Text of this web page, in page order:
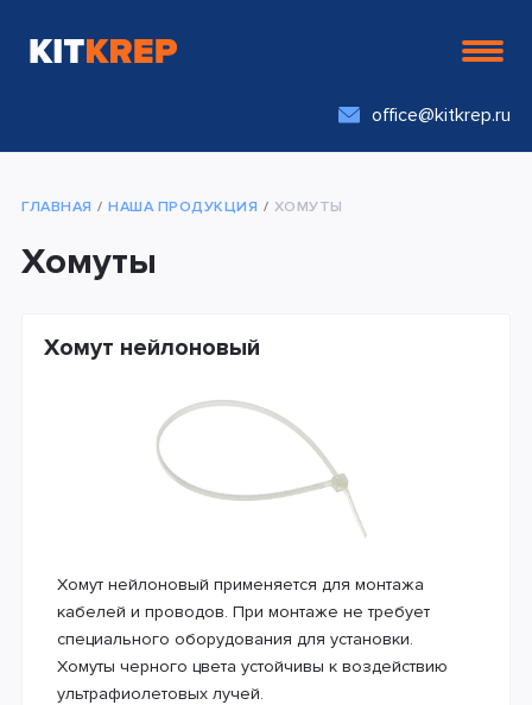
office@kitkrep.ru
ГЛАВНАЯ НАША ПРОДУКЦИЯ ХОМУТЫ
Хомуты
Хомут нейлоновый
Хомут нейлоновый применяется для монтажа
кабелей и проводов. При монтаже не требует
специального оборудования для установки.
Хомуты черного цвета устойчивы к воздействию
ультрафиолетовых лучей.